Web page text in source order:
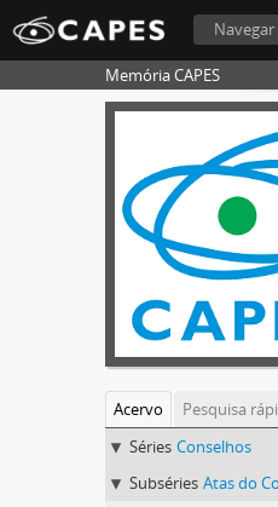
Navegar
Memória CAPES
Acervo
Pesquisa
Séries Conselhos
Subséries Atas do Conselho